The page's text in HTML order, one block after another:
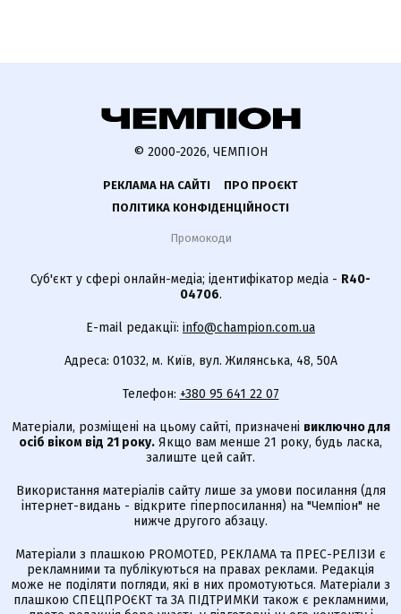
© 2000-2026, ЧЕМПІОН
РЕКЛАМА НА САЙТІ
ПРО ПРОЄКТ
ПОЛІТИКА КОНФІДЕНЦІЙНОСТІ
Промокоди
Суб'єкт у сфері онлайн-медіа; ідентифікатор медіа - R40-
04706.
E-mail редакції: info@champion.com.ua
Адреса: 01032, м. Київ, вул. Жилянська, 48, 50А
Телефон: +380 95 641 22 07
Матеріали, розміщені на цьому сайті, призначені виключно для
осіб віком від 21 року. Якщо вам менше 21 року, будь ласка,
залиште цей сайт.
Використання матеріалів сайту лише за умови посилання (для
інтернет-видань - відкрите гіперпосилання) на "Чемпіон" не
нижче другого абзацу.
Матеріали з плашкою PROMOTED, РЕКЛАМА та ПРЕС-РЕЛІЗИ є
рекламними та публікуються на правах реклами. Редакція
може не поділяти погляди, які в них промотуються. Матеріали з
плашкою СПЕЦПРОЄКТ та ЗА ПІДТРИМКИ також є рекламними,